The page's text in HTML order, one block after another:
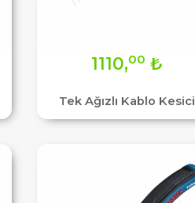
Tek Ağızlı Kablo Kesici
1110,00 ₺